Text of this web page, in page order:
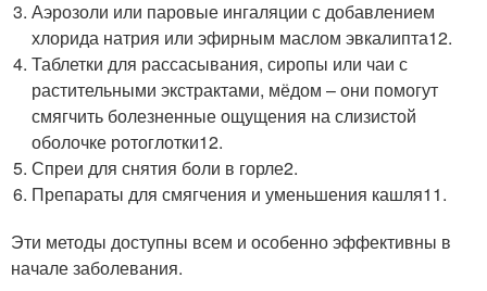
Аэрозоли или паровые ингаляции с добавлением
хлорида натрия или эфирным маслом эвкалипта12.
Таблетки для рассасывания, сиропы или чаи с
растительными экстрактами, мёдом – они помогут
смягчить болезненные ощущения на слизистой
оболочке ротоглотки12.
Спреи для снятия боли в горле2.
Препараты для смягчения и уменьшения кашля11.
Эти методы доступны всем и особенно эффективны в
начале заболевания.